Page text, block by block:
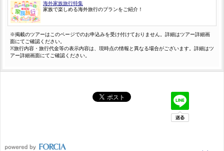
海外家族旅行特集
家族で楽しめる海外旅行のプランをご紹介！
※掲載のツアーはこのページでのお申込みを受け付けておりません。詳細はツアー詳細画
面にてご確認ください。
※旅行内容・旅行代金等の表示内容は、現時点の情報と異なる場合がございます。詳細はツ
アー詳細画面にてご確認ください。